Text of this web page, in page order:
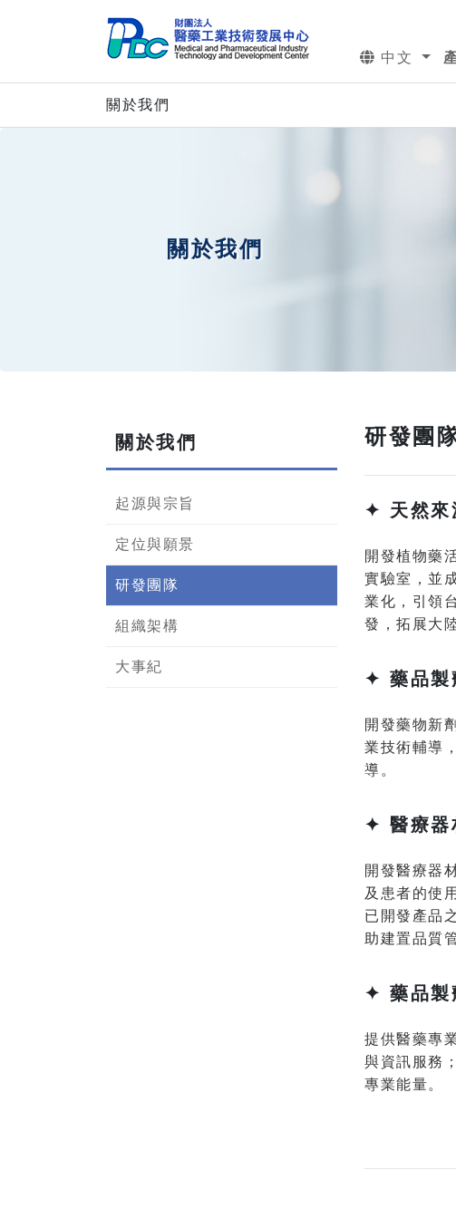
中文
關於我們
關於我們
關於我們
起源與宗旨
定位與願景
研發團隊
組織架構
大事紀
研發團
✦ 天然來
開發植物藥
實驗室，並
業化，引領
發，拓展大
✦ 藥品製
開發藥物新
業技術輔導
導。
✦ 醫療器
開發醫療器
及患者的使
已開發產品
助建置品質
✦ 藥品製
提供醫藥專
與資訊服務
專業能量。